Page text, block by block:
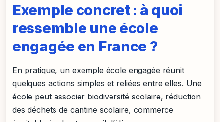
Exemple concret : à quoi
ressemble une école
engagée en France ?
En pratique, un exemple école engagée réunit
quelques actions simples et reliées entre elles. Une
école peut associer biodiversité scolaire, réduction
des déchets de cantine scolaire, commerce